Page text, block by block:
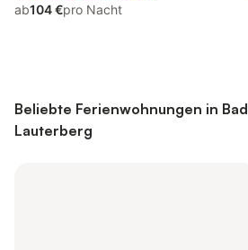
ab104 €pro Nacht
Beliebte Ferienwohnungen in Bad
Lauterberg